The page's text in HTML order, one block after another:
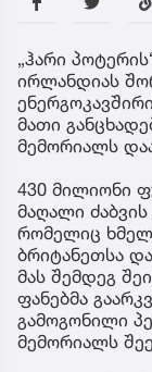
„ჰარი
ირლანდიას
მათი
მემორიალს
430 მილიონი
მაღალი
რომელიც
ბრიტანეთსა
მას შემდეგ
ფანებმა
გამოგონილი
მემორიალს